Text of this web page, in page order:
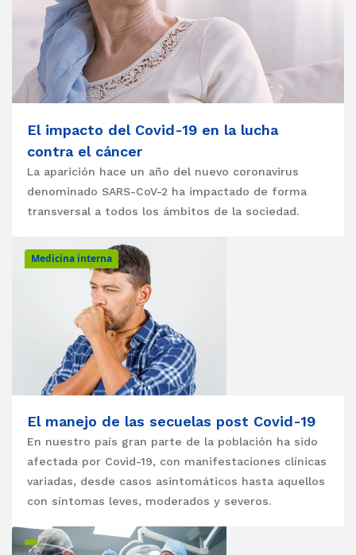
El impacto del Covid-19 en la lucha
contra el cáncer
La aparición hace un año del nuevo coronavirus
denominado SARS-CoV-2 ha impactado de forma
transversal a todos los ámbitos de la sociedad.
Medicina interna
El manejo de las secuelas post Covid-19
En nuestro país gran parte de la población ha sido
afectada por Covid-19, con manifestaciones clínicas
variadas, desde casos asintomáticos hasta aquellos
con síntomas leves, moderados y severos.